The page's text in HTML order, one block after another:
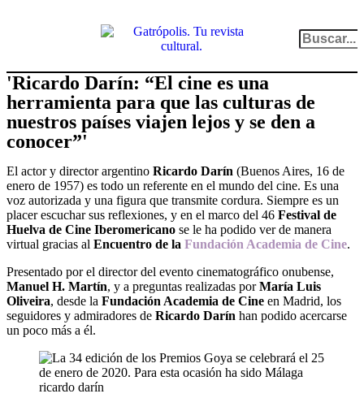
'Ricardo Darín: “El cine es una
herramienta para que las culturas de
nuestros países viajen lejos y se den a
conocer”'
El actor y director argentino Ricardo Darín (Buenos Aires, 16 de
enero de 1957) es todo un referente en el mundo del cine. Es una
voz autorizada y una figura que transmite cordura. Siempre es un
placer escuchar sus reflexiones, y en el marco del 46 Festival de
Huelva de Cine Iberomericano se le ha podido ver de manera
virtual gracias al Encuentro de la Fundación Academia de Cine.
Presentado por el director del evento cinematográfico onubense,
Manuel H. Martín, y a preguntas realizadas porMaría Luis
Oliveira, desde la Fundación Academia de Cine en Madrid, los
seguidores y admiradores de Ricardo Darín han podido acercarse
un poco más a él.